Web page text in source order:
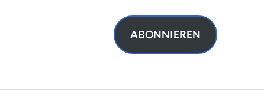
i
d
ABONNIEREN